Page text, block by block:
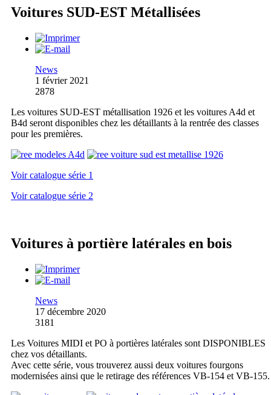
Voitures SUD-EST Métallisées
News
1 février 2021
2878
Les voitures SUD-EST métallisation 1926 et les voitures A4d et
B4d seront disponibles chez les détaillants à la rentrée des classes
pour les premières.
Voir catalogue série 1
Voir catalogue série 2
Voitures à portière latérales en bois
News
17 décembre 2020
3181
Les Voitures MIDI et PO à portières latérales sont DISPONIBLES
chez vos détaillants.
Avec cette série, vous trouverez aussi deux voitures fourgons
modernisées ainsi que le retirage des références VB-154 et VB-155.